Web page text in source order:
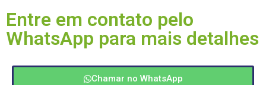
Entre em contato pelo
WhatsApp para mais detalhes
Chamar no WhatsApp